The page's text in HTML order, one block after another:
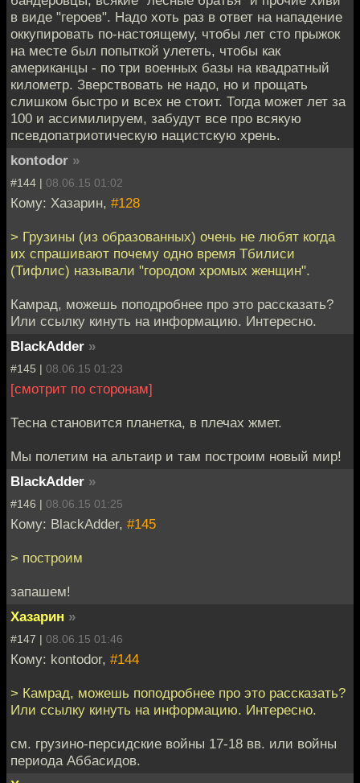
в виде "героев". Надо хоть раз в ответ на нападение
оккупировать по-настоящему, чтобы лет сто прыжок
на месте был попыткой улететь, чтобы как
американцы - по три военных базы на квадратный
километр. Зверствовать не надо, но и прощать
слишком быстро и всех не стоит. Тогда может лет за
100 и ассимилируем, забудут все про всякую
псевдопатриотическую нацистскую хрень.
kontodor »
#144 | 08.06.15 01:02
Кому: Хазарин, #128
> Грузины (из образованных) очень не любят когда
их спрашивают почему одно время Тбилиси
(Тифлис) называли "городом хромых женщин".
Камрад, можешь поподробнее про это рассказать?
Или ссылку кинуть на информацию. Интересно.
BlackAdder »
#145 | 08.06.15 01:23
[смотрит по сторонам]
Тесна становится планетка, в плечах жмет.
Мы полетим на альтаир и там построим новый мир!
BlackAdder »
#146 | 08.06.15 01:25
Кому: BlackAdder, #145
> построим
запашем!
Хазарин »
#147 | 08.06.15 01:46
Кому: kontodor, #144
> Камрад, можешь поподробнее про это рассказать?
Или ссылку кинуть на информацию. Интересно.
см. грузино-персидские войны 17-18 вв. или войны
периода Аббасидов.